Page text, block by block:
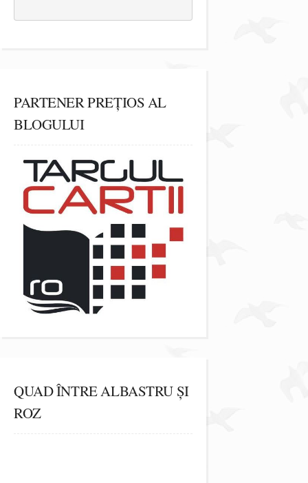
PARTENER PREȚIOS AL
BLOGULUI
QUAD ÎNTRE ALBASTRU ȘI
ROZ